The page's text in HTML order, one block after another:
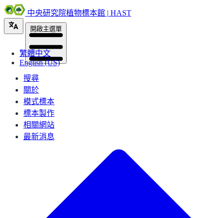
中央研究院植物標本館 | HAST
繁體中文
English (US)
開啟主選單
搜尋
關於
模式標本
標本製作
相關網站
最新消息